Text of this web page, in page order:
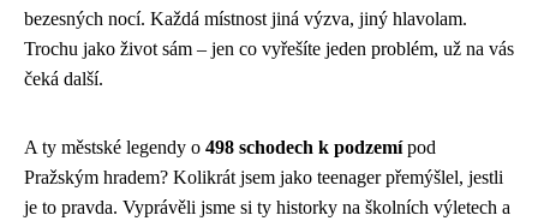
bezesných nocí. Každá místnost jiná výzva, jiný hlavolam.
Trochu jako život sám – jen co vyřešíte jeden problém, už na vás
čeká další.
A ty městské legendy o 498 schodech k podzemípod
Pražským hradem? Kolikrát jsem jako teenager přemýšlel, jestli
je to pravda. Vyprávěli jsme si ty historky na školních výletech a